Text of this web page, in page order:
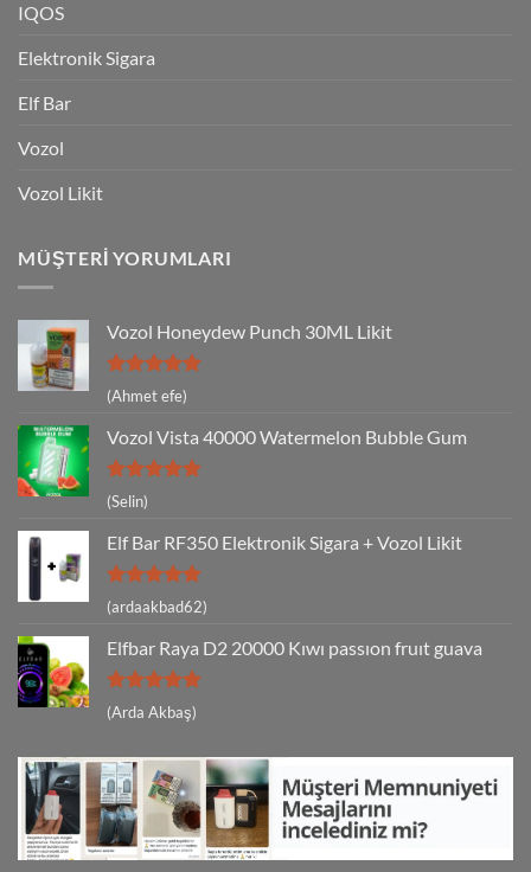
IQOS
Elektronik Sigara
Elf Bar
Vozol
Vozol Likit
MÜŞTERI YORUMLARI
Vozol Honeydew Punch 30ML Likit
5 üzerinden
5
(Ahmet efe)
Vozol Vista 40000 Watermelon Bubble Gum
5 üzerinden
5
oy aldı
(Selin)
Elf Bar RF350 Elektronik Sigara + Vozol Likit
5 üzerinden
5
(ardaakbad62)
Elfbar Raya D2 20000 Kıwı passıon fruıt guava
5 üzerinden
5
(Arda Akbaş)